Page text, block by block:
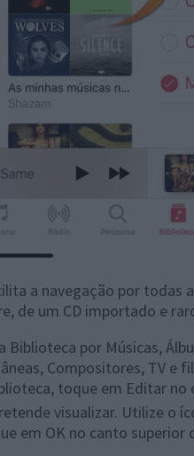
a navegação por todas
de um CD importado e
Biblioteca por Músicas,
Compositores, TV e
toque em Editar
visualizar. Utilize o
em OK no canto